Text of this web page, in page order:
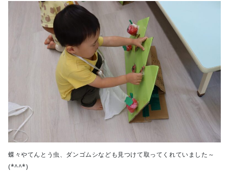
蝶々やてんとう虫、ダンゴムシなども見つけて取ってくれていました～
(*^^*)